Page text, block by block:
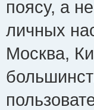
поясу, а
личных
Москва,